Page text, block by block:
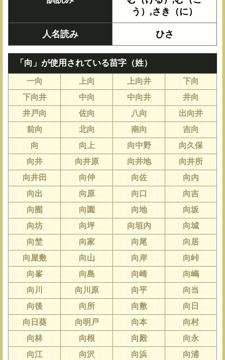
う）,さき（に）
人名読み ひさ
「向」が使用されている苗字（姓）
一向 上向 上向井
下向
下向井
中向 中向井
井向
井戸向
佐向 八向
出向井
前向
北向 南向
吉向
向
向上 向中野
向久保
向井
向井原 向井地
向井所
向井田
向仲 向佐
向内
向出
向原 向口
向吉
向囿
向園 向地
向坂
向坊
向坪 向垣内
向城
向埜
向家 向尾
向居
向屋敷
向山 向岸
向峠
向峯
向島 向崎
向嶋
向川
向川原 向平
向当
向後
向所 向敷
向日
向日葵
向明戸 向本
向村
向林
向根 向殿
向永
向江
向沢 向浜
向浦